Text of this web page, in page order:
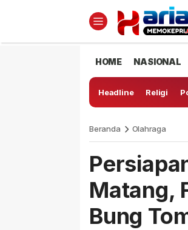
HOME NASIONAL
Headline Religi
Beranda Olahraga
Matang,
Bung